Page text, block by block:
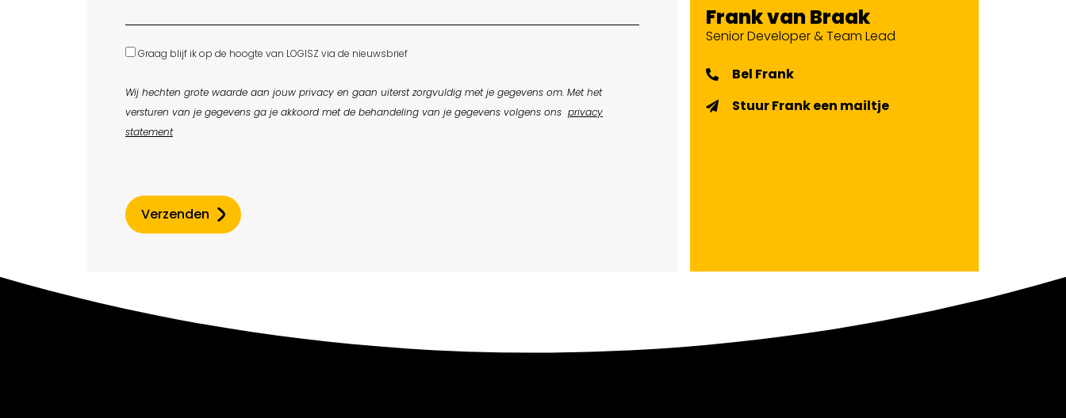
Graag blijf ik op de hoogte van LOGISZ via de nieuwsbrief
Wij hechten grote waarde aan jouw privacy en gaan uiterst zorgvuldig met je gegevens om. Met het
versturen van je gegevens ga je akkoord met de behandeling van je gegevens volgens ons privacy
statement
Verzenden
Frank van Braak
Senior Developer & Team Lead
Bel Frank
Stuur Frank een mailtje